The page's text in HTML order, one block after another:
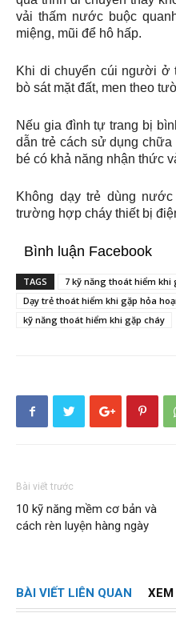
vải thấm nước buộc
miệng, mũi để hô hấp.
Khi di chuyển cúi người ở
bò sát mặt đất, men theo
Nếu gia đình tự trang bị
dẫn trẻ cách sử dụng
bé có khả năng nhận thức
Không dạy trẻ dùng
trường hợp cháy thiết bị
Bình luận Facebook
TAGS
7 kỹ năng thoát hiểm khi
Dạy trẻ thoát hiểm khi gặp hỏa
kỹ năng thoát hiểm khi gặp cháy
Bài viết trước
10 kỹ năng mềm cơ bản và
cách rèn luyện hàng ngày
BÀI VIẾT LIÊN QUAN